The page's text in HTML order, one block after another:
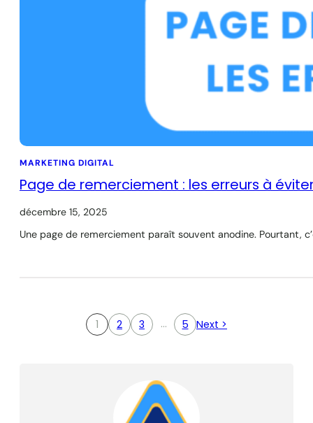
MARKETING DIGITAL
Page de remerciement : les erreurs à
décembre 15, 2025
Une page de remerciement paraît souvent anodine. Pourtant,
1 2 3 … 5 Next >